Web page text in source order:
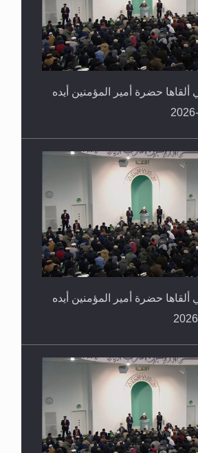
ألقاها حضرة أمير المؤمنين أيده
ألقاها حضرة أمير المؤمنين أيده